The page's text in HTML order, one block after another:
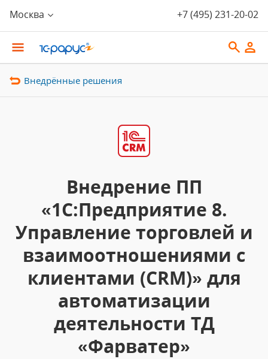
Москва +7 (495) 231-20-02
Внедрённые решения
Внедрение ПП
«1С:Предприятие 8.
Управление торговлей и
взаимоотношениями с
клиентами (CRM)» для
автоматизации
деятельности ТД
«Фарватер»